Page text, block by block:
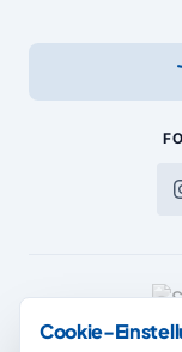
MEDIENPARTNER
Cookie-